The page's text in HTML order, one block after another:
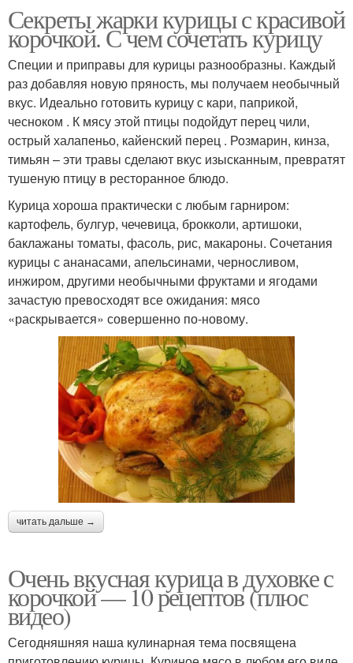
Секреты жарки курицы с красивой
корочкой. С чем сочетать курицу
Специи и приправы для курицы разнообразны. Каждый
раз добавляя новую пряность, мы получаем необычный
вкус. Идеально готовить курицу с кари, паприкой,
чесноком . К мясу этой птицы подойдут перец чили,
острый халапеньо, кайенский перец . Розмарин, кинза,
тимьян – эти травы сделают вкус изысканным, превратят
тушеную птицу в ресторанное блюдо.
Курица хороша практически с любым гарниром:
картофель, булгур, чечевица, брокколи, артишоки,
баклажаны томаты, фасоль, рис, макароны. Сочетания
курицы с ананасами, апельсинами, черносливом,
инжиром, другими необычными фруктами и ягодами
зачастую превосходят все ожидания: мясо
«раскрывается» совершенно по-новому.
читать дальше →
Очень вкусная курица в духовке с
корочкой — 10 рецептов (плюс
видео)
Сегодняшняя наша кулинарная тема посвящена